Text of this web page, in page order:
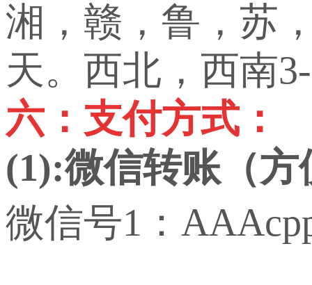
湘，赣，鲁，苏
天。西北，西南
六：支付方式：
(1):微信转账（方
微信号1：